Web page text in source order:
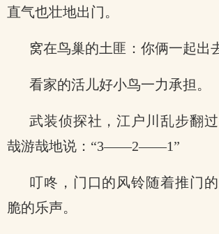
直气也壮地出门。
窝在鸟巢的土匪：你俩一起出
看家的活儿好小鸟一力承担。
武装侦探社，江户川乱步翻
哉游哉地说：“3——2——1”
叮咚，门口的风铃随着推门
脆的乐声。